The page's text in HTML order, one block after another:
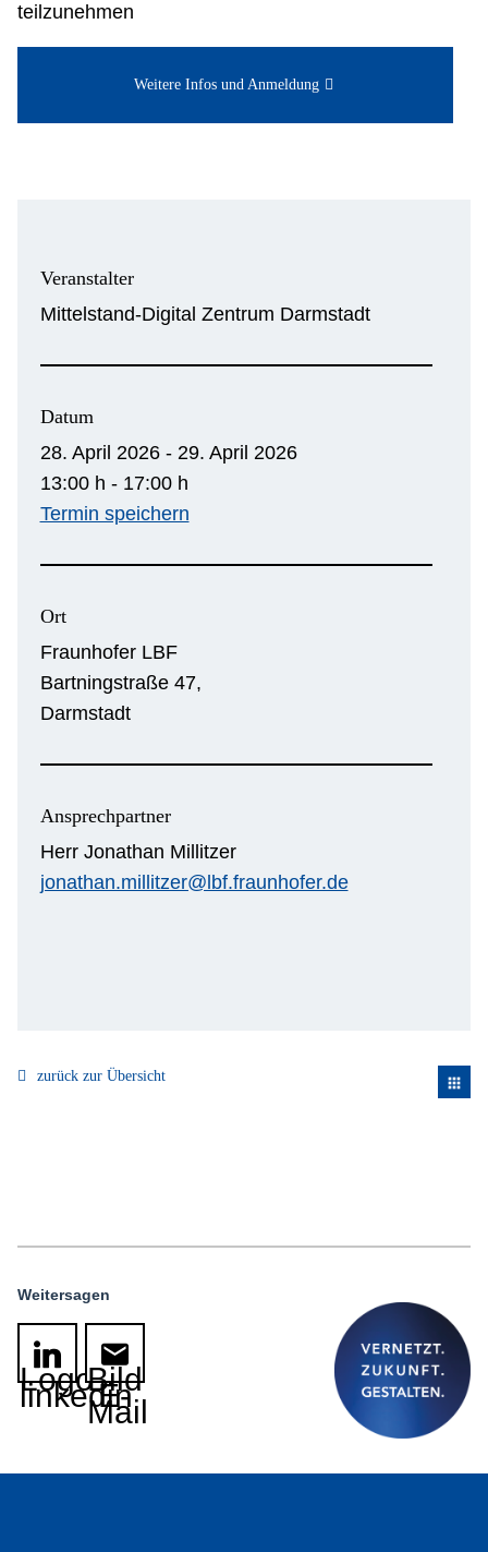
teilzunehmen
Weitere Infos und Anmeldung
Veranstalter
Mittelstand-Digital Zentrum Darmstadt
Datum
28. April 2026 - 29. April 2026
13:00 h - 17:00 h
Termin speichern
Ort
Fraunhofer LBF
Bartningstraße 47,
Darmstadt
Ansprechpartner
Herr Jonathan Millitzer
jonathan.millitzer@lbf.fraunhofer.de
zurück zur Übersicht apps
Weitersagen
Logo
linkedin
Bild
E-
Mail